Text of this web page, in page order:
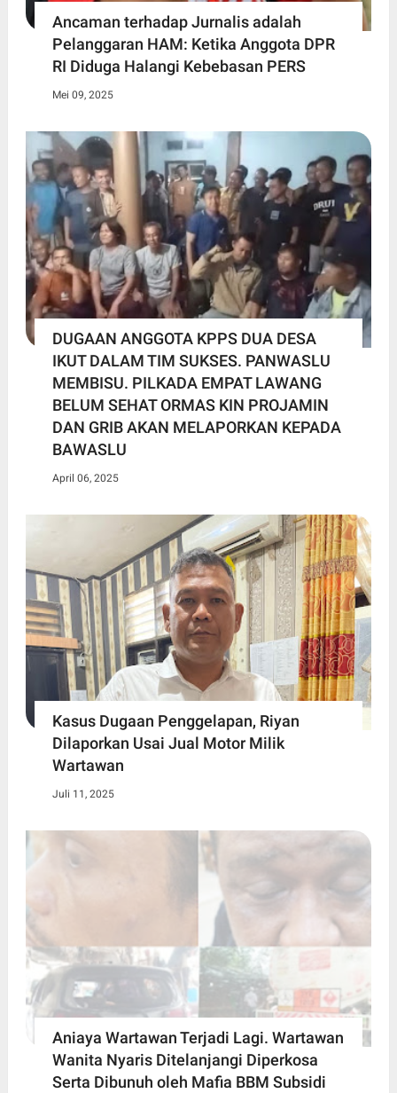
Ancaman terhadap Jurnalis adalah
Pelanggaran HAM: Ketika Anggota DPR
RI Diduga Halangi Kebebasan PERS
Mei 09, 2025
DUGAAN ANGGOTA KPPS DUA DESA
IKUT DALAM TIM SUKSES. PANWASLU
MEMBISU. PILKADA EMPAT LAWANG
BELUM SEHAT ORMAS KIN PROJAMIN
DAN GRIB AKAN MELAPORKAN KEPADA
BAWASLU
April 06, 2025
Kasus Dugaan Penggelapan, Riyan
Dilaporkan Usai Jual Motor Milik
Wartawan
Juli 11, 2025
Aniaya Wartawan Terjadi Lagi. Wartawan
Wanita Nyaris Ditelanjangi Diperkosa
Serta Dibunuh oleh Mafia BBM Subsidi